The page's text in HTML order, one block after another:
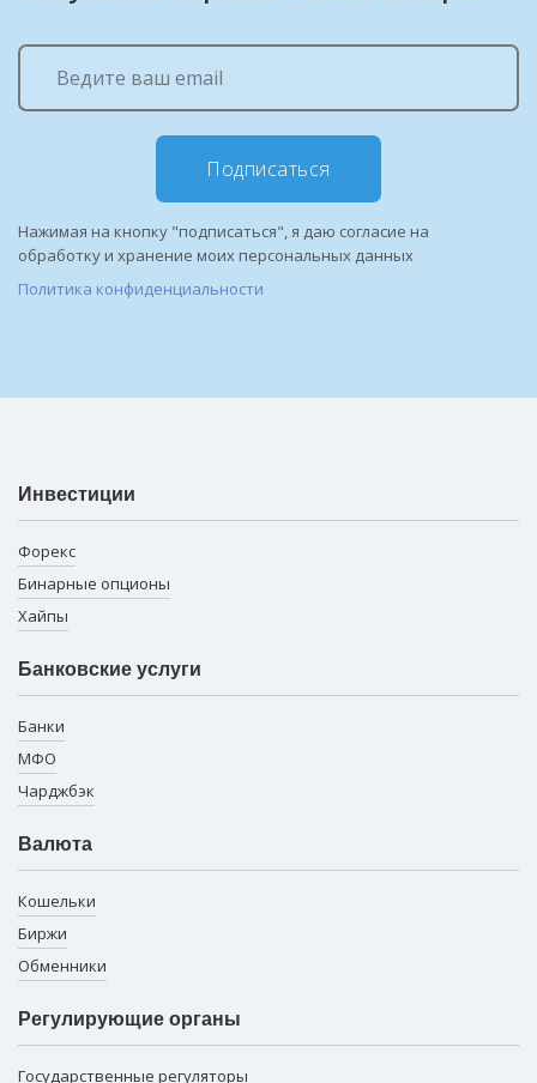
Подписаться
Нажимая на кнопку "подписаться", я даю согласие на
обработку и хранение моих персональных данных
Политика конфиденциальности
Инвестиции
Форекс
Бинарные опционы
Хайпы
Банковские услуги
Банки
МФО
Чарджбэк
Валюта
Кошельки
Биржи
Обменники
Регулирующие органы
Государственные регуляторы